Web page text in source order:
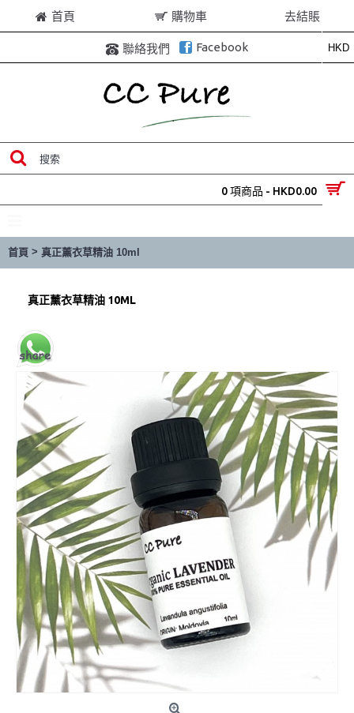
首頁 購物車 去結賬
HKD
聯絡我們 Facebook
0 項商品 - HKD0.00
首頁 > 真正薰衣草精油 10ml
真正薰衣草精油 10ML